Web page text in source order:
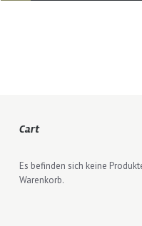
Cart
Es befinden sich keine
Warenkorb.